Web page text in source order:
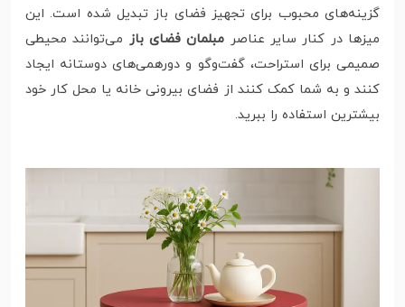
گزینه‌های محبوب برای تجهیز فضای باز تبدیل شده است. این
میزها در کنار سایر عناصر مبلمان فضای باز می‌توانند محیطی
صمیمی برای استراحت، گفت‌وگو و دورهمی‌های دوستانه ایجاد
کنند و به شما کمک کنند از فضای بیرونی خانه یا محل کار خود
بیشترین استفاده را ببرید.